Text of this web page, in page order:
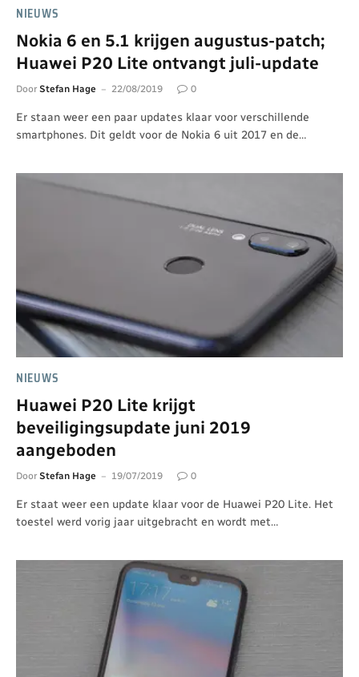
NIEUWS
Nokia 6 en 5.1 krijgen augustus-patch;
Huawei P20 Lite ontvangt juli-update
Door Stefan Hage 22/08/2019 0
Er staan weer een paar updates klaar voor verschillende
smartphones. Dit geldt voor de Nokia 6 uit 2017 en de…
NIEUWS
Huawei P20 Lite krijgt
beveiligingsupdate juni 2019
aangeboden
Door Stefan Hage 19/07/2019 0
Er staat weer een update klaar voor de Huawei P20 Lite. Het
toestel werd vorig jaar uitgebracht en wordt met…